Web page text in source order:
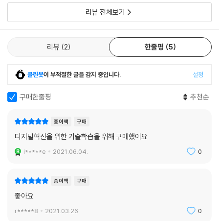
내 자신이 디자인 순수주의자임을 인정하는 것은 부끄럽지 않다. 물론 미
학을 중시하지만 이를 ‘불만족 요인(hygiene factor)’인 동시에 필수품
고 이해할 수 있는 편리하고 강력한 소프트웨어를 만들고자 항상 노력해왔
이 책은 경험이 부족한 디자이너에게 ‘성공으로 향하는 지름길’이며, 경험
많은 UX 전문가에게는 일반적으로 받아들여지는 생각에 대한 도전이다.
그 원칙은 서체, 컨트롤, 여정, 일관성과 같은 폭넓은 섹션과 다양한 분야
순서대로 꼼꼼하게 읽도록 디자인했지만, 읽는 순서는 상관없다.
아마 몇 가지 원칙은 동의할 수 없을지도 모른다. 하지만 의견 차이는 기존
이 책을 즐겼으면 좋겠다. 더 좋은 UX 전문가가 되는 데 이 책이 도움을 줘
서 여러분이 효과적인 경험을 구현하고, 일반적인 함정에 빠지지 않고, 자
리뷰 전체보기
리뷰 2 한줄평 5
클린봇이 부적절한 글을 감지 중입니다. 설정
구매한줄평 추천순
종이책 구매
디지털혁신을 위한 기술학습을 위해 구매했어요
i*****e 2021.06.04. 0
종이책 구매
좋아요
r*****8 2021.03.26. 0